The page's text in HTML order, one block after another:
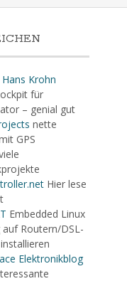
Krohn
für
– genial gut
nette
GPS
Hier lese
Embedded Linux
Routern/DSL-
Elektronikblog